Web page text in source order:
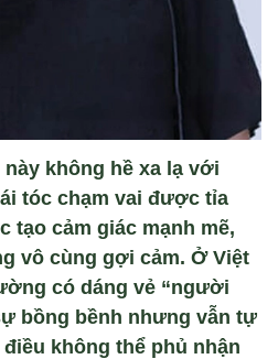
không hề xa lạ với
tóc chạm vai được tỉa
tạo cảm giác mạnh mẽ,
vô cùng gợi cảm. Ở Việt
có dáng vẻ “người
bồng bềnh nhưng vẫn tự
không thể phủ nhận